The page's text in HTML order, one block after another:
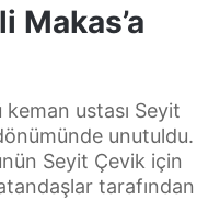
Makas’a
keman ustası Seyit
unutuldu.
Seyit Çevik için
tarafından